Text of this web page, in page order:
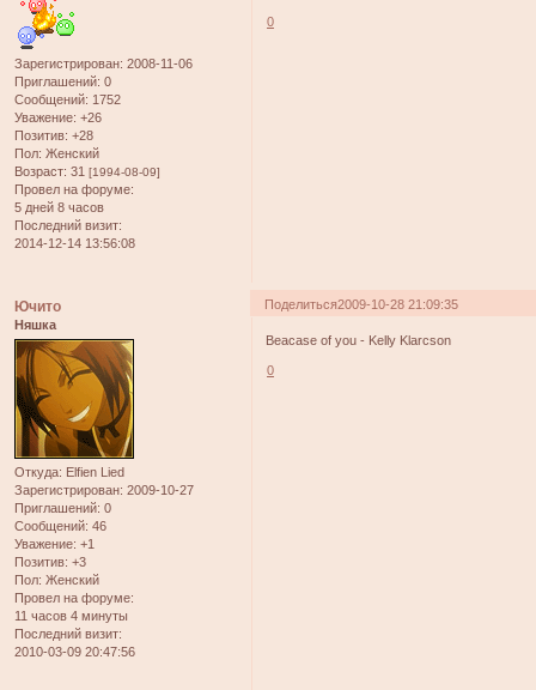
Зарегистрирован: 2008-11-06
Приглашений: 0
Сообщений: 1752
Уважение: +26
Позитив: +28
Пол: Женский
Возраст: 31 [1994-08-09]
Провел на форуме:
5 дней 8 часов
Последний визит:
2014-12-14 13:56:08
0
Поделиться2009-10-28 21:09:35
Ючито
Няшка
Откуда: Elfien Lied
Зарегистрирован: 2009-10-27
Приглашений: 0
Сообщений: 46
Уважение: +1
Позитив: +3
Пол: Женский
Провел на форуме:
11 часов 4 минуты
Последний визит:
2010-03-09 20:47:56
Beacase of you - Kelly Klarcson
0